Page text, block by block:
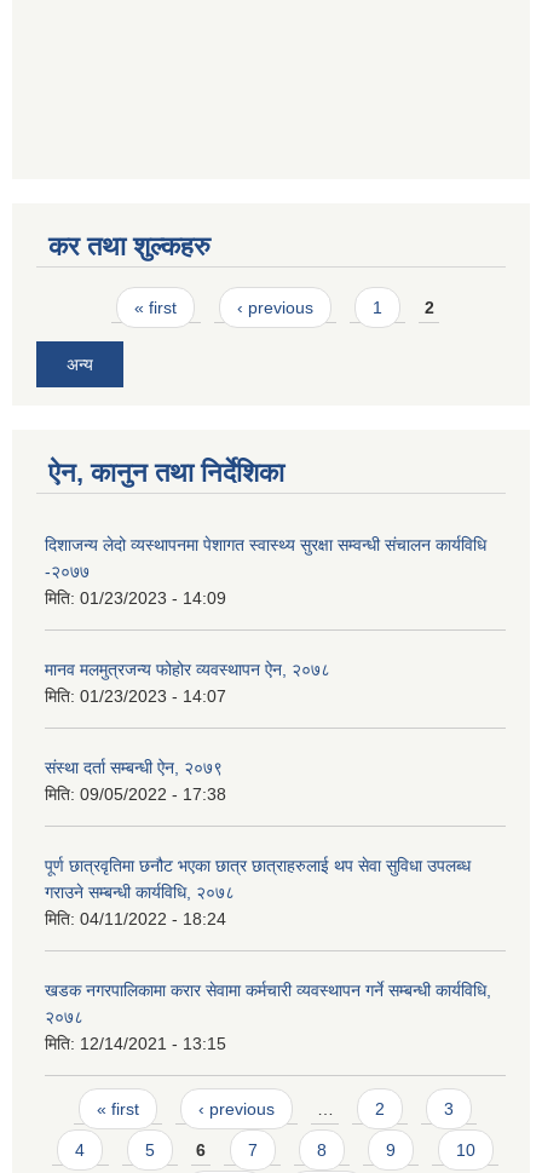
कर तथा शुल्कहरु
Pages« first ‹ previous 1 2
अन्य
ऐन, कानुन तथा निर्देशिका
दिशाजन्य लेदो व्यस्थापनमा पेशागत स्वास्थ्य सुरक्षा सम्वन्धी संचालन कार्यविधि
-२०७७
मिति: 01/23/2023 - 14:09
मानव मलमुत्रजन्य फोहोर व्यवस्थापन ऐन, २०७८
मिति: 01/23/2023 - 14:07
संस्था दर्ता सम्बन्धी ऐन, २०७९
मिति: 09/05/2022 - 17:38
पूर्ण छात्रवृतिमा छनौट भएका छात्र छात्राहरुलाई थप सेवा सुविधा उपलब्ध
गराउने सम्बन्धी कार्यविधि, २०७८
मिति: 04/11/2022 - 18:24
खडक नगरपालिकामा करार सेवामा कर्मचारी व्यवस्थापन गर्ने सम्बन्धी कार्यविधि,
२०७८
मिति: 12/14/2021 - 13:15
Pages
« first ‹ previous … 2 3
4 5 6 7 8 9 10